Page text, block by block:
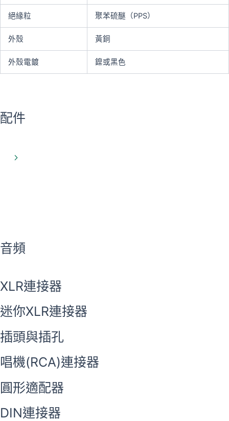
絕緣粒 聚苯硫醚（PPS）
外殼 黃銅
外殼電鍍 鎳或黑色
配件
音頻
XLR連接器
迷你XLR連接器
插頭與插孔
唱機(RCA)連接器
圓形適配器
DIN連接器